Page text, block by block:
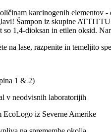
karcinogenih elementov
Šampon iz skupine
1,4-dioksan in etilen oksid.
na lase, razpenite in temeljito
1 & 2)
v neodvisnih laboratorijih
iz Severne Amerike